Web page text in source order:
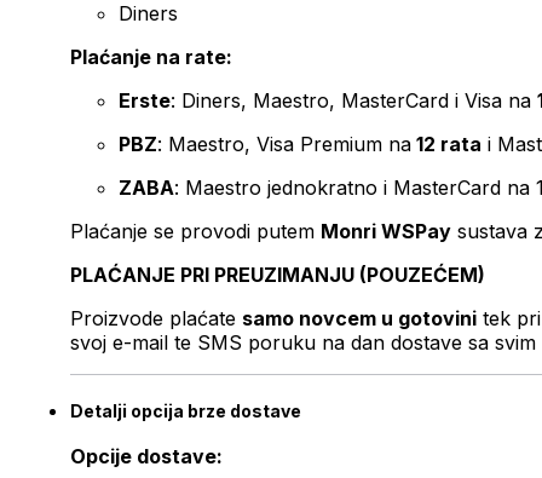
Diners
Plaćanje na rate:
Erste: Diners, Maestro, MasterCard i Visa na
PBZ: Maestro, Visa Premium na 12 rata i
ZABA: Maestro jednokratno i MasterCard na
Plaćanje se provodi putem Monri WSPay sustava
PLAĆANJE PRI PREUZIMANJU (POUZEĆEM)
Proizvode plaćate samo novcem u gotovini tek
svoj e-mail te SMS poruku na dan dostave sa svim
Detalji opcija brze dostave
Opcije dostave: